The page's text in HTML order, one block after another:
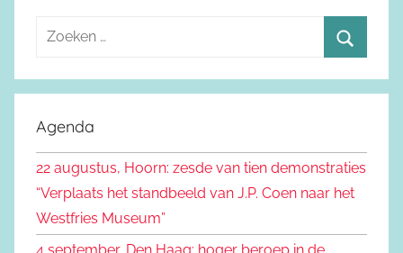
e
e
n
a
o
e
n
Agenda
22 augustus, Hoorn: zesde van tien demonstraties
“Verplaats het standbeeld van J.P. Coen naar het
Westfries Museum”